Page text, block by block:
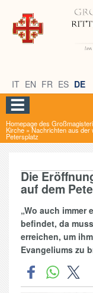
IT EN FR ES DE
Homepage des
Kirche »Nachrichten aus der
Petersplatz
Die
auf dem
„Wo auch immer
befindet, da
erreichen, um
Evangeliums zu